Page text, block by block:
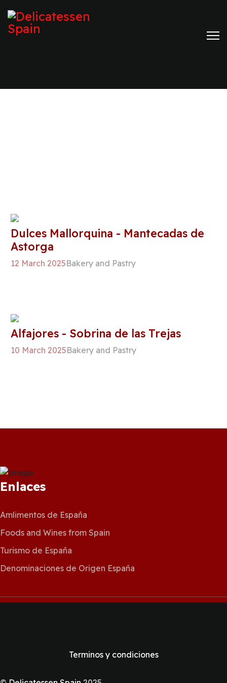
Dulces Mallorquina - Mantecadas de
Astorga
12 March 2025Bakery and Pastry
Alfajores - Sobrina de las Trejas
10 March 2025Bakery and Pastry
Enlaces
Amlimentos de España
Foods and Wines from Spain
Turismo de España
Denominaciones de Origen España
Terminos y condiciones